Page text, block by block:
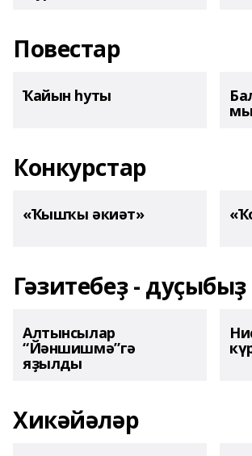
Повестар
Ҡайын һуты
Конкурстар
«Ҡышҡы әкиәт»
Гәзитебеҙ - дуҫыбыҙ
Алтынсылар
“Йәншишмә”гә
яҙылды
Хикәйәләр